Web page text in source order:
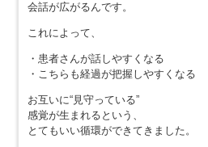
会話が広がるんです。
これによって、
・患者さんが話しやすくなる
・こちらも経過が把握しやすくなる
お互いに“見守っている”
感覚が生まれるという、
とてもいい循環ができてきました。